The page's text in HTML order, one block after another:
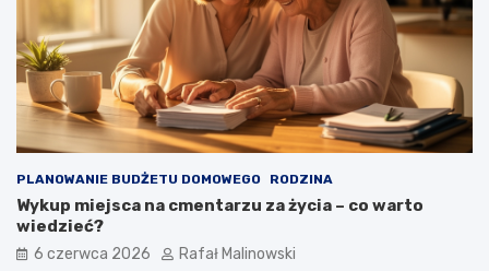
PLANOWANIE BUDŻETU DOMOWEGO RODZINA
Wykup miejsca na cmentarzu za życia – co warto
wiedzieć?
6 czerwca 2026 Rafał Malinowski